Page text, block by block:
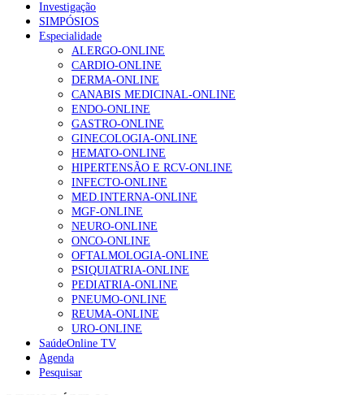
NOTÍCIAS MAIS LIDAS
Enfermagem Forense. “Da urgência ao tribunal, cada
gesto conta e cada profissional faz a diferença”
202 visualizações
Alguns milhares de utentes podem ficar sem médico de
família com nova regras do registo, alerta associação
175 visualizações
Quase quatro em cada dez doentes com enfarte
apresentavam níveis elevados de Lp(a), revela estudo
86 visualizações
“Os programas de rastreio do cancro do pulmão são
custo-efetivos e representam um investimento
sustentável para os sistemas de saúde”
66 visualizações
Investigação
SIMPÓSIOS
Especialidade
ALERGO-ONLINE
CARDIO-ONLINE
DERMA-ONLINE
CANABIS MEDICINAL-ONLINE
ENDO-ONLINE
GASTRO-ONLINE
GINECOLOGIA-ONLINE
HEMATO-ONLINE
HIPERTENSÃO E RCV-ONLINE
INFECTO-ONLINE
MED.INTERNA-ONLINE
MGF-ONLINE
NEURO-ONLINE
ONCO-ONLINE
OFTALMOLOGIA-ONLINE
PSIQUIATRIA-ONLINE
PEDIATRIA-ONLINE
PNEUMO-ONLINE
REUMA-ONLINE
URO-ONLINE
SaúdeOnline TV
Agenda
Pesquisar